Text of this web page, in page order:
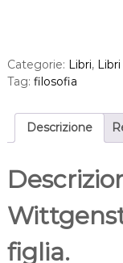
S
T
A
N
O
N
Categorie: Libri,
Tag: filosofia
Descrizione
figlia.